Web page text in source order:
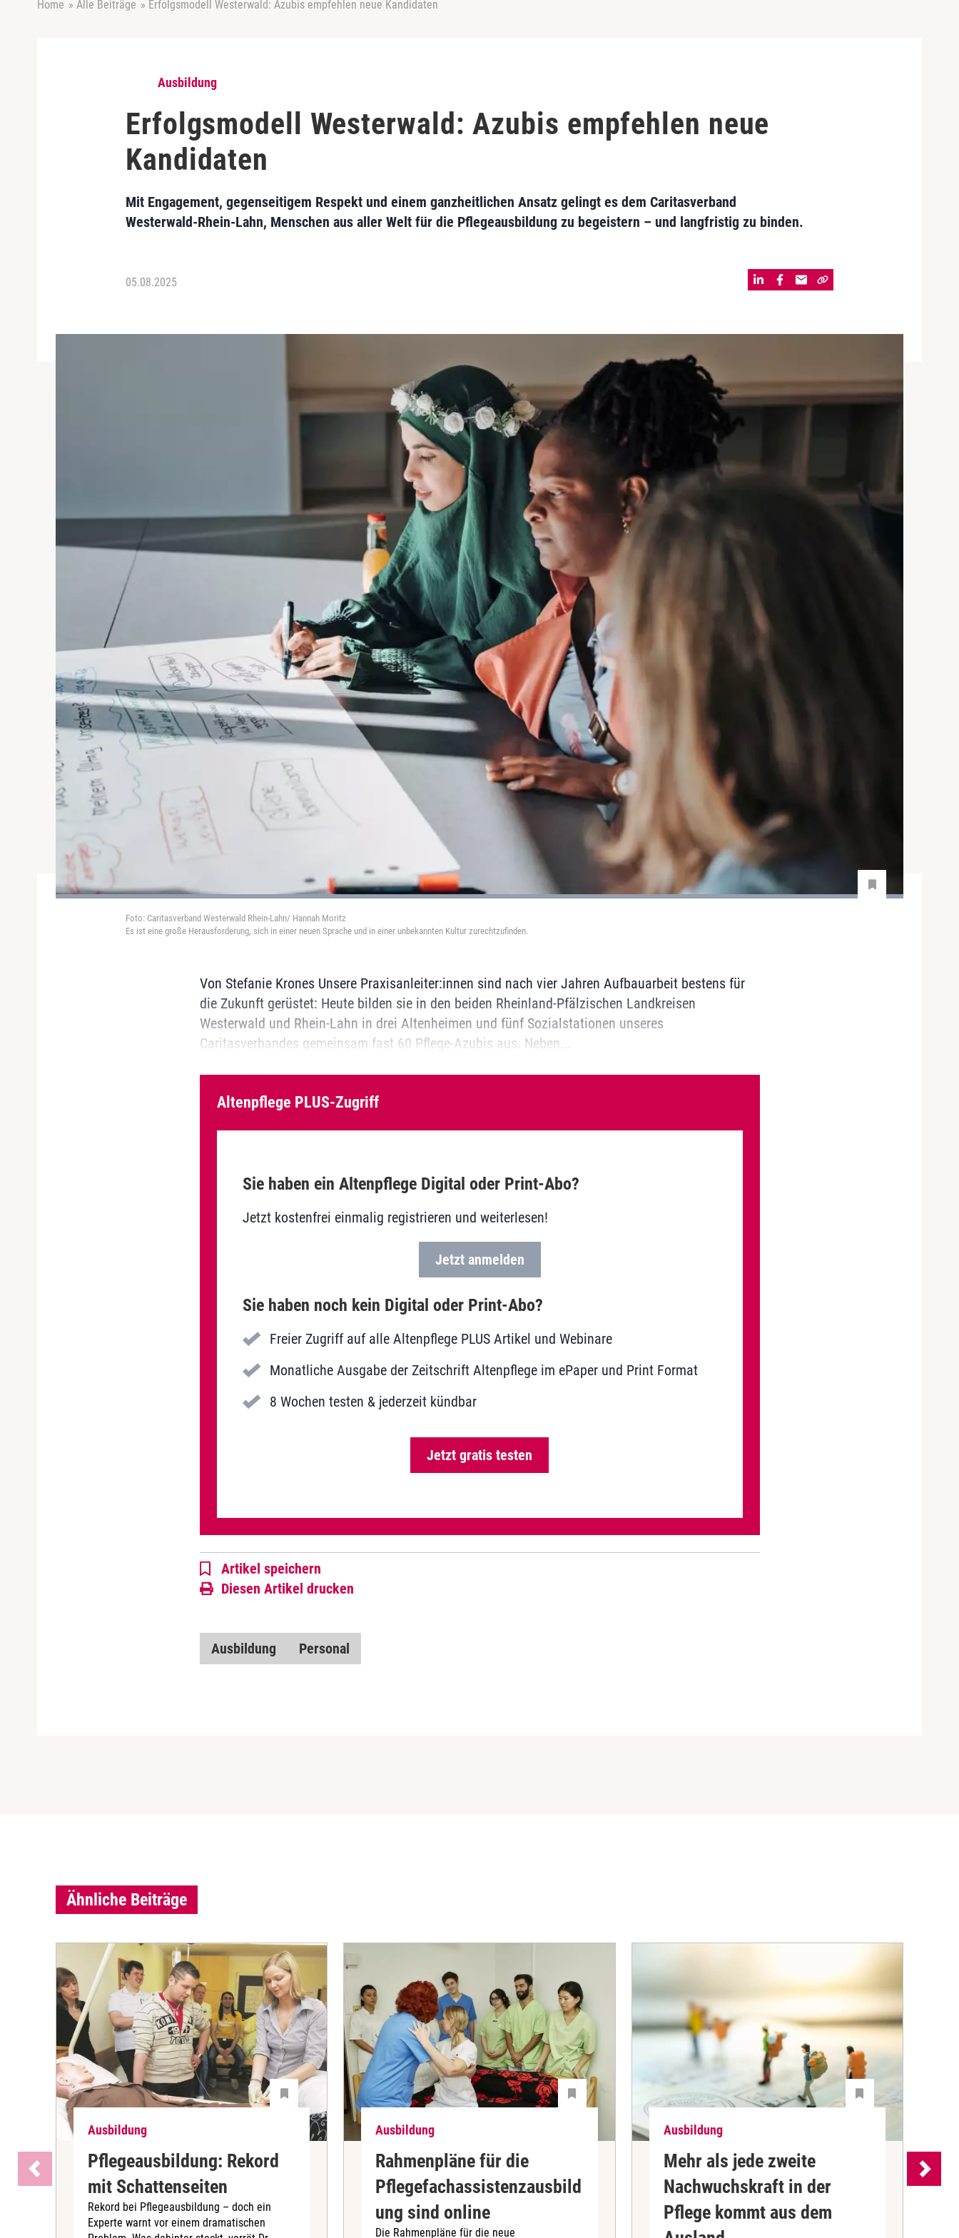
Home » Alle Beiträge » Erfolgsmodell Westerwald: Azubis empfehlen neue Kandidaten
Ausbildung
Erfolgsmodell Westerwald: Azubis empfehlen neue
Kandidaten
Mit Engagement, gegenseitigem Respekt und einem ganzheitlichen Ansatz gelingt es dem Caritasverband
Westerwald-Rhein-Lahn, Menschen aus aller Welt für die Pflegeausbildung zu begeistern – und langfristig zu binden.
05.08.2025
Foto: Caritasverband Westerwald Rhein-Lahn/ Hannah Moritz
Es ist eine große Herausforderung, sich in einer neuen Sprache und in einer unbekannten Kultur zurechtzufinden.
Von Stefanie Krones Unsere Praxisanleiter:innen sind nach vier Jahren Aufbauarbeit bestens für
die Zukunft gerüstet: Heute bilden sie in den beiden Rheinland-Pfälzischen Landkreisen
Westerwald und Rhein-Lahn in drei Altenheimen und fünf Sozialstationen unseres
Caritasverbandes gemeinsam fast 60 Pflege-Azubis aus. Neben...
Altenpflege PLUS-Zugriff
Sie haben ein Altenpflege Digital oder Print-Abo?
Jetzt kostenfrei einmalig registrieren und weiterlesen!
Jetzt anmelden
Sie haben noch kein Digital oder Print-Abo?
Freier Zugriff auf alle Altenpflege PLUS Artikel und Webinare
Monatliche Ausgabe der Zeitschrift Altenpflege im ePaper und Print Format
8 Wochen testen & jederzeit kündbar
Jetzt gratis testen
Artikel speichern
Diesen Artikel drucken
Ausbildung Personal
Ähnliche Beiträge
Ausbildung
Pflegeausbildung: Rekord
mit Schattenseiten
Rekord bei Pflegeausbildung – doch ein
Experte warnt vor einem dramatischen
Ausbildung
Rahmenpläne für die
Pflegefachassistenzausbild
ung sind online
Die Rahmenpläne für die neue
Ausbildung
Mehr als jede zweite
Nachwuchskraft in der
Pflege kommt aus dem